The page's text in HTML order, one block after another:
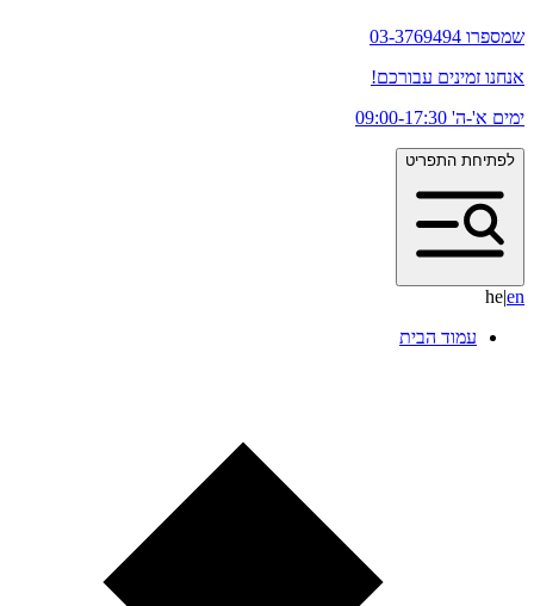
שמספרו 03-3769494
אנחנו זמינים עבורכם!
ימים א'-ה' 09:00-17:30
לפתיחת התפריט
he|en
עמוד הבית